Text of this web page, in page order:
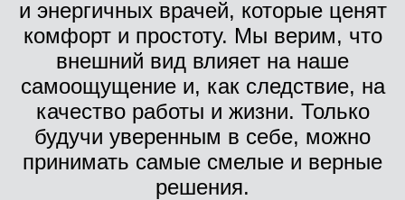
и энергичных врачей, которые ценят
комфорт и простоту. Мы верим, что
внешний вид влияет на наше
самоощущение и, как следствие, на
качество работы и жизни. Только
будучи уверенным в себе, можно
принимать самые смелые и верные
решения.